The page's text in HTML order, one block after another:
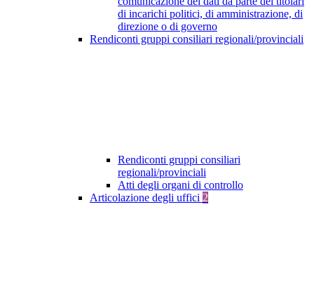
di incarichi politici, di amministrazione, di
direzione o di governo
Rendiconti gruppi consiliari regionali/provinciali
Rendiconti gruppi consiliari
regionali/provinciali
Atti degli organi di controllo
Articolazione degli uffici 2